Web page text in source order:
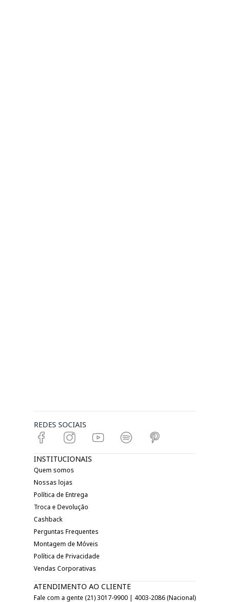
REDES SOCIAIS
INSTITUCIONAIS
Quem somos
Nossas lojas
Política de Entrega
Troca e Devolução
Cashback
Perguntas Frequentes
Montagem de Móveis
Política de Privacidade
Vendas Corporativas
ATENDIMENTO AO CLIENTE
Fale com a gente (21) 3017-9900 | 4003-2086 (Nacional)